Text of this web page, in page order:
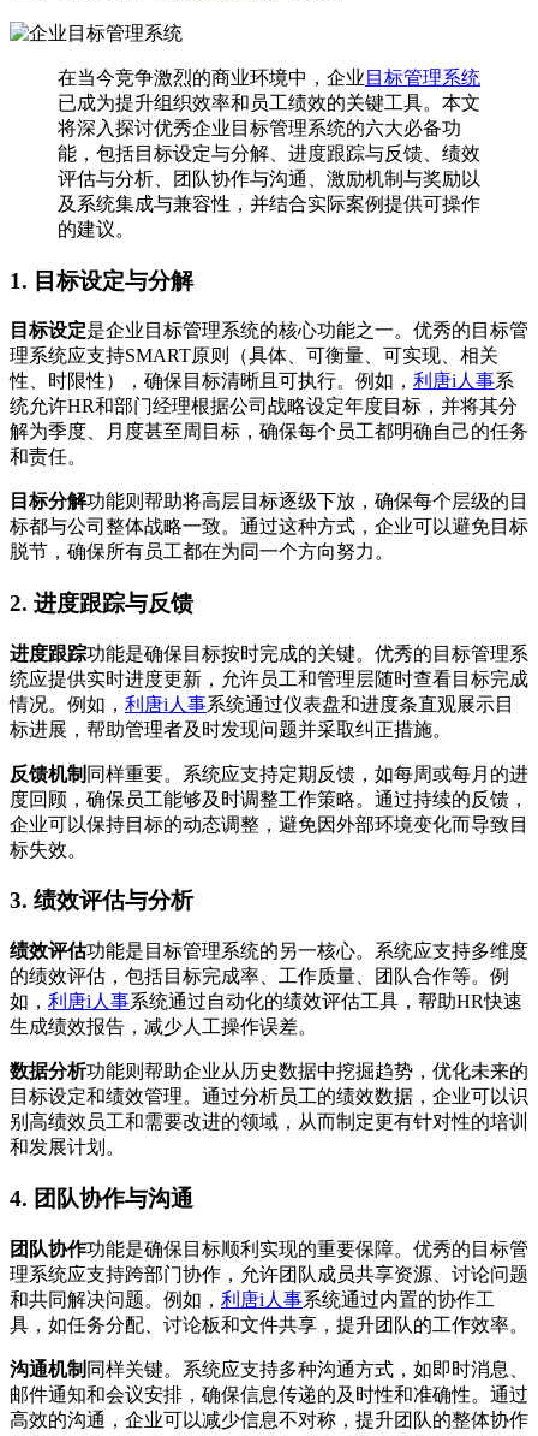
在当今竞争激烈的商业环境中，企业 目标管理系统
已成为提升组织效率和员工绩效的关键工具。本文
将深入探讨优秀企业目标管理系统的六大必备功
能，包括目标设定与分解、进度跟踪与反馈、绩效
评估与分析、团队协作与沟通、激励机制与奖励以
及系统集成与兼容性，并结合实际案例提供可操作
的建议。
1. 目标设定与分解
目标设定是企业目标管理系统的核心功能之一。优秀的目标管
理系统应支持SMART原则（具体、可衡量、可实现、相关
性、时限性），确保目标清晰且可执行。例如， 利唐i人事系
统允许HR和部门经理根据公司战略设定年度目标，并将其分
解为季度、月度甚至周目标，确保每个员工都明确自己的任务
和责任。
目标分解功能则帮助将高层目标逐级下放，确保每个层级的目
标都与公司整体战略一致。通过这种方式，企业可以避免目标
脱节，确保所有员工都在为同一个方向努力。
2. 进度跟踪与反馈
进度跟踪功能是确保目标按时完成的关键。优秀的目标管理系
统应提供实时进度更新，允许员工和管理层随时查看目标完成
情况。例如， 利唐i人事系统通过仪表盘和进度条直观展示目
标进展，帮助管理者及时发现问题并采取纠正措施。
反馈机制 同样重要。系统应支持定期反馈，如每周或每月的进
度回顾，确保员工能够及时调整工作策略。通过持续的反馈，
企业可以保持目标的动态调整，避免因外部环境变化而导致目
标失效。
3. 绩效评估与分析
绩效评估功能是目标管理系统的另一核心。系统应支持多维度
的绩效评估，包括目标完成率、工作质量、团队合作等。例
如， 利唐i人事系统通过自动化的绩效评估工具，帮助HR快速
生成绩效报告，减少人工操作误差。
数据分析功能则帮助企业从历史数据中挖掘趋势，优化未来的
目标设定和绩效管理。通过分析员工的绩效数据，企业可以识
别高绩效员工和需要改进的领域，从而制定更有针对性的培训
和发展计划。
4. 团队协作与沟通
团队协作功能是确保目标顺利实现的重要保障。优秀的目标管
理系统应支持跨部门协作，允许团队成员共享资源、讨论问题
和共同解决问题。例如， 利唐i人事系统通过内置的协作工
具，如任务分配、讨论板和文件共享，提升团队的工作效率。
沟通机制 同样关键。系统应支持多种沟通方式，如即时消息、
邮件通知和会议安排，确保信息传递的及时性和准确性。通过
高效的沟通，企业可以减少信息不对称，提升团队的整体协作